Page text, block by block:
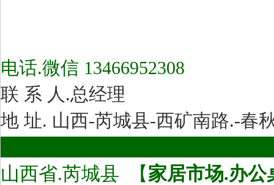
电话.微信 13466952308
联 系 人.总经理
地 址. 山西-芮城县-西矿南路.-春
山西省.芮城县 【家居市场.办公